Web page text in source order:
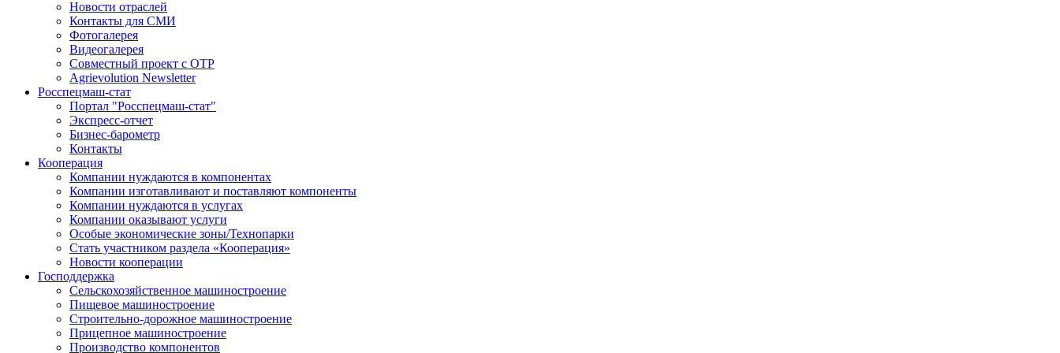
Новости отраслей
Контакты для СМИ
Фотогалерея
Видеогалерея
Совместный проект с ОТР
Agrievolution Newsletter
Росспецмаш-стат
Портал "Росспецмаш-стат"
Экспресс-отчет
Бизнес-барометр
Контакты
Кооперация
Компании нуждаются в компонентах
Компании изготавливают и поставляют компоненты
Компании нуждаются в услугах
Компании оказывают услуги
Особые экономические зоны/Технопарки
Стать участником раздела «Кооперация»
Новости кооперации
Господдержка
Сельскохозяйственное машиностроение
Пищевое машиностроение
Строительно-дорожное машиностроение
Прицепное машиностроение
Производство компонентов